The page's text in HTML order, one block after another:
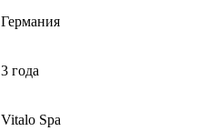
Германия
3 года
Vitalo Spa